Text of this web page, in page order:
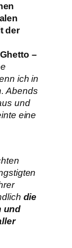
der
–
ich in
Abends
und
eine
die
und